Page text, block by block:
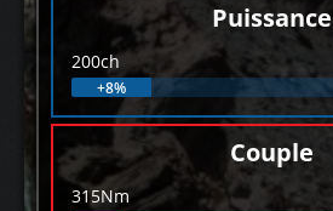
Puissance
200ch
+8%
Couple
315Nm